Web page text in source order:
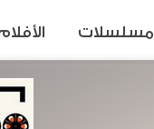
مسلسلات